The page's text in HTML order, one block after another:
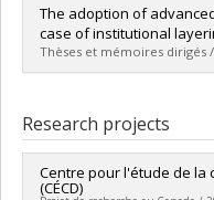
Graduate :Joly, François
Cycle :Master's
Grade :M. Sc.
Lien vers le document
The adoption of
case of institutional
Thèses et mémoires dirigés /
Cycle :Master's
Grade :M. Sc.
Lien vers le document
Research projects
Centre pour l'étude de la
(CÉCD)